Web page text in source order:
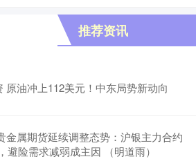
推荐资讯
原油冲上112美元！中东局势新动向
金属期货延续调整态势：沪银主力合约
避险需求减弱成主因 （明道雨）